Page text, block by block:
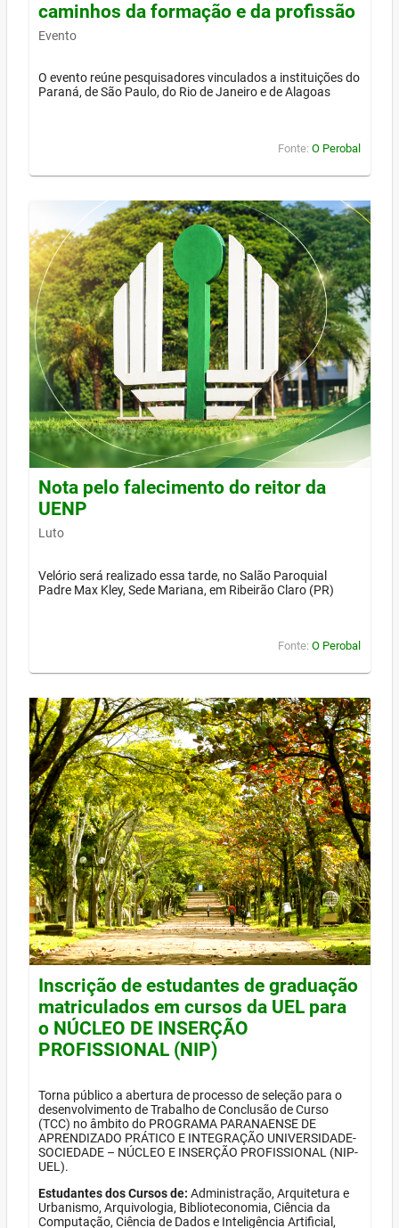
caminhos da formação e da profissão
Evento
O evento reúne pesquisadores vinculados a instituições do
Paraná, de São Paulo, do Rio de Janeiro e de Alagoas
Fonte: O Perobal
Nota pelo falecimento do reitor da
UENP
Luto
Velório será realizado essa tarde, no Salão Paroquial
Padre Max Kley, Sede Mariana, em Ribeirão Claro (PR)
Fonte: O Perobal
Inscrição de estudantes de graduação
matriculados em cursos da UEL para
o NÚCLEO DE INSERÇÃO
PROFISSIONAL (NIP)
Torna público a abertura de processo de seleção para o
desenvolvimento de Trabalho de Conclusão de Curso
(TCC) no âmbito do PROGRAMA PARANAENSE DE
APRENDIZADO PRÁTICO E INTEGRAÇÃO UNIVERSIDADE-
SOCIEDADE – NÚCLEO E INSERÇÃO PROFISSIONAL (NIP-
UEL).
Estudantes dos Cursos de: Administração, Arquitetura e
Urbanismo, Arquivologia, Biblioteconomia, Ciência da
Computação, Ciência de Dados e Inteligência Artificial,